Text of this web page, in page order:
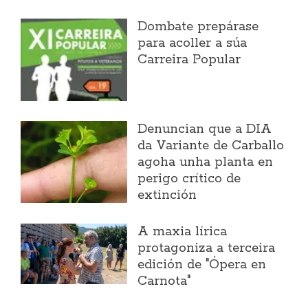
Dombate prepárase
para acoller a súa
Carreira Popular
Denuncian que a DIA
da Variante de Carballo
agoha unha planta en
perigo crítico de
extinción
A maxia lírica
protagoniza a terceira
edición de "Ópera en
Carnota"